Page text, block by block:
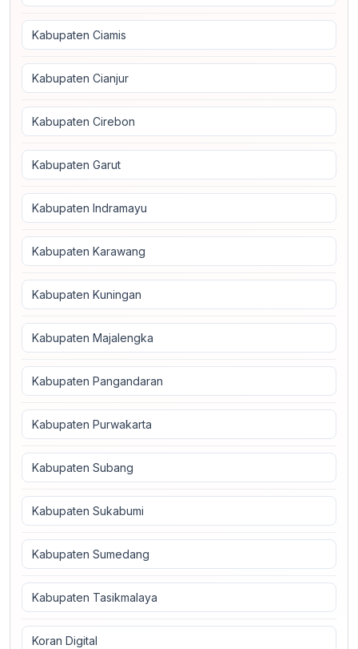
Kabupaten Ciamis
Kabupaten Cianjur
Kabupaten Cirebon
Kabupaten Garut
Kabupaten Indramayu
Kabupaten Karawang
Kabupaten Kuningan
Kabupaten Majalengka
Kabupaten Pangandaran
Kabupaten Purwakarta
Kabupaten Subang
Kabupaten Sukabumi
Kabupaten Sumedang
Kabupaten Tasikmalaya
Koran Digital